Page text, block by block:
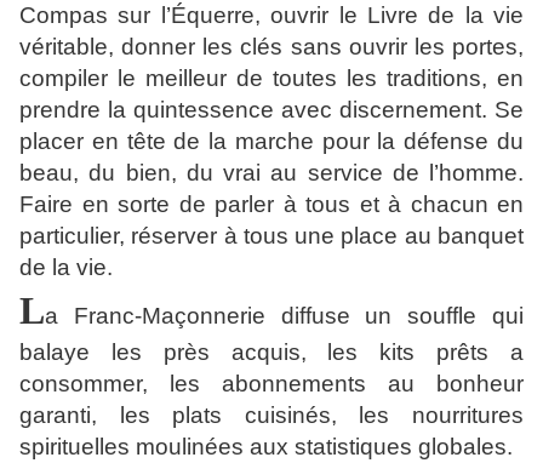
Compas sur l’Équerre, ouvrir le Livre de la vie
véritable, donner les clés sans ouvrir les portes,
compiler le meilleur de toutes les traditions, en
prendre la quintessence avec discernement. Se
placer en tête de la marche pour la défense du
beau, du bien, du vrai au service de l’homme.
Faire en sorte de parler à tous et à chacun en
particulier, réserver à tous une place au banquet
de la vie.
La Franc-Maçonnerie diffuse un souffle qui
balaye les près acquis, les kits prêts a
consommer, les abonnements au bonheur
garanti, les plats cuisinés, les nourritures
spirituelles moulinées aux statistiques globales.